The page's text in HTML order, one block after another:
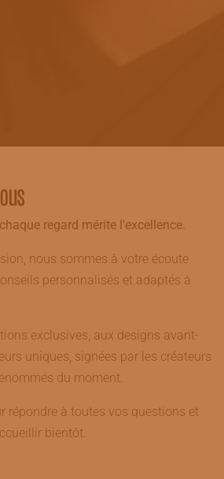
regard mérite l'excellence.
nous sommes à votre écoute
personnalisés et adaptés à
exclusives, aux designs avant-
uniques, signées par les créateurs
du moment.
répondre à toutes vos questions et
bientôt.